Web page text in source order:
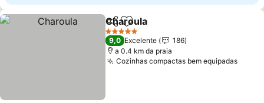
PartilharAdicionar aos favoritos
Charoula
5 Estrelas
9,0 Excelente
186
a 0.4 km da praia
Cozinhas compactas bem equipadasVer